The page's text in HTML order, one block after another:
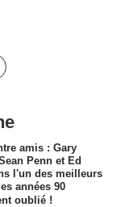
amis : Gary
Penn et Ed
l'un des meilleurs
années 90
oublié !